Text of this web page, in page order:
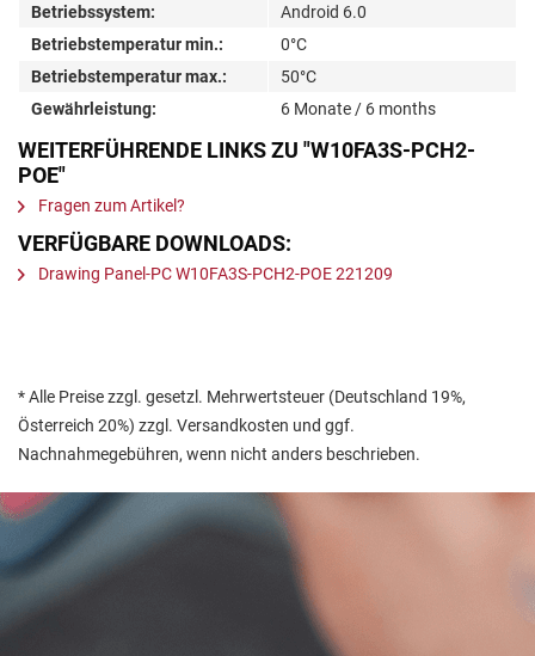
Betriebssystem:
Android 6.0
Betriebstemperatur min.:
0°C
Betriebstemperatur max.:
50°C
Gewährleistung:
6 Monate / 6 months
WEITERFÜHRENDE LINKS ZU "W10FA3S-PCH2-
POE"
Fragen zum Artikel?
VERFÜGBARE DOWNLOADS:
Drawing Panel-PC W10FA3S-PCH2-POE 221209
* Alle Preise zzgl. gesetzl. Mehrwertsteuer (Deutschland 19%,
Österreich 20%) zzgl. Versandkosten und ggf.
Nachnahmegebühren, wenn nicht anders beschrieben.